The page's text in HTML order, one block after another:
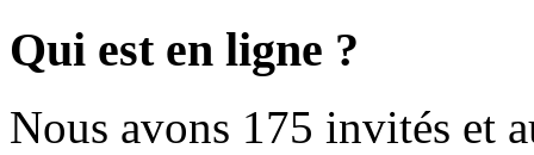
Qui est en ligne ?
Nous avons 175 invités et